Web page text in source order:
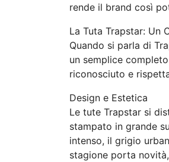
rende il brand così
La Tuta Trapstar: Un
Quando si parla di
un semplice
riconosciuto e
Design e Estetica
Le tute Trapstar si
stampato in grande
intenso, il grigio
stagione porta